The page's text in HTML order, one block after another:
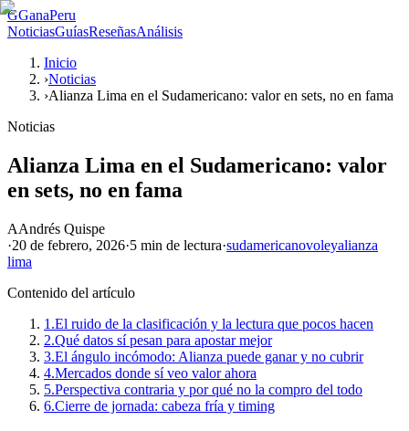
GGanaPeru
NoticiasGuíasReseñasAnálisis
Inicio
›Noticias
›Alianza Lima en el Sudamericano: valor en sets, no en fama
Noticias
Alianza Lima en el Sudamericano: valor
en sets, no en fama
AAndrés Quispe
·20 de febrero, 2026·5 min de lectura·sudamericanovoleyalianza
lima
Contenido del artículo
1.El ruido de la clasificación y la lectura que pocos hacen
2.Qué datos sí pesan para apostar mejor
3.El ángulo incómodo: Alianza puede ganar y no cubrir
4.Mercados donde sí veo valor ahora
5.Perspectiva contraria y por qué no la compro del todo
6.Cierre de jornada: cabeza fría y timing